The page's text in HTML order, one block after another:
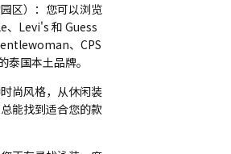
区）：您可以浏览
Levi's 和 Guess
、CPS
国本土品牌。
尚风格，从休闲装
能找到适合您的款